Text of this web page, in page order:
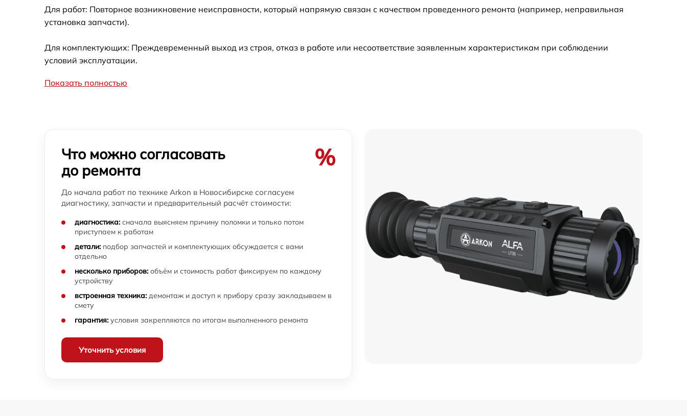
Для работ: Повторное возникновение неисправности, который напрямую связан с качеством проведенного ремонта (например, неправильная
установка запчасти).
Для комплектующих: Преждевременный выход из строя, отказ в работе или несоответствие заявленным характеристикам при соблюдении
условий эксплуатации.
Показать полностью
Что можно согласовать
до ремонта
%
До начала работ по технике Arkon в Новосибирске согласуем
диагностику, запчасти и предварительный расчёт стоимости:
диагностика: сначала выясняем причину поломки и только потом
приступаем к работам
детали: подбор запчастей и комплектующих обсуждается с вами
отдельно
несколько приборов: объём и стоимость работ фиксируем по каждому
устройству
встроенная техника: демонтаж и доступ к прибору сразу закладываем в
смету
гарантия: условия закрепляются по итогам выполненного ремонта
Уточнить условия